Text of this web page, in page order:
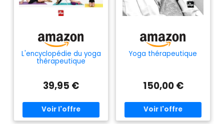
L'encyclopédie du yoga
thérapeutique
39,95 €
Yoga thérapeutique
150,00 €